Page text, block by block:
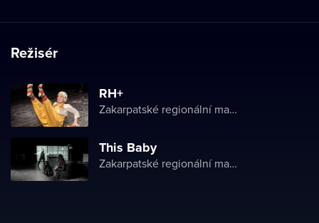
Režisér
RH+
Zakarpatské regionální maďarské divadlo
This Baby
Zakarpatské regionální maďarské divadlo